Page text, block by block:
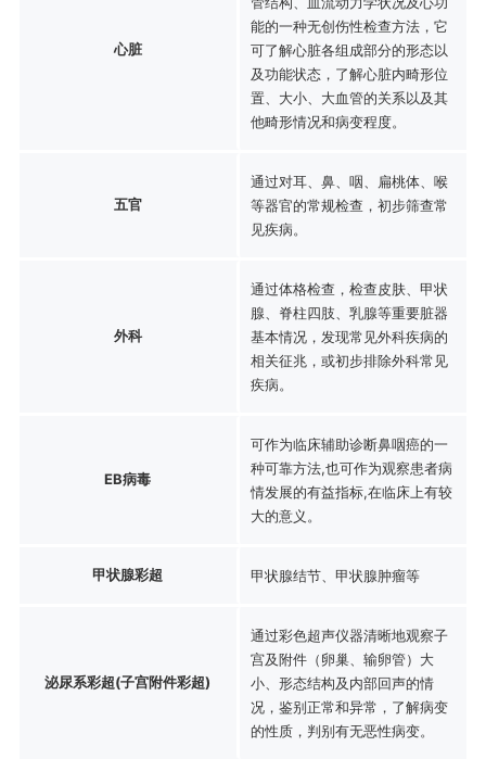
心脏
能的一种无创伤性检查方法，它
可了解心脏各组成部分的形态以
及功能状态，了解心脏内畸形位
置、大小、大血管的关系以及其
他畸形情况和病变程度。
五官
通过对耳、鼻、咽、扁桃体、喉
等器官的常规检查，初步筛查常
见疾病。
外科
通过体格检查，检查皮肤、甲状
腺、脊柱四肢、乳腺等重要脏器
基本情况，发现常见外科疾病的
相关征兆，或初步排除外科常见
疾病。
EB病毒
可作为临床辅助诊断鼻咽癌的一
种可靠方法,也可作为观察患者病
情发展的有益指标,在临床上有较
大的意义。
甲状腺彩超 甲状腺结节、甲状腺肿瘤等
泌尿系彩超(子宫附件彩超)
通过彩色超声仪器清晰地观察子
宫及附件（卵巢、输卵管）大
小、形态结构及内部回声的情
况，鉴别正常和异常，了解病变
的性质，判别有无恶性病变。